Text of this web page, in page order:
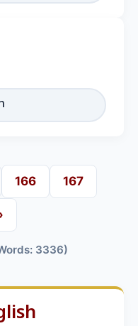
166 167
3336)